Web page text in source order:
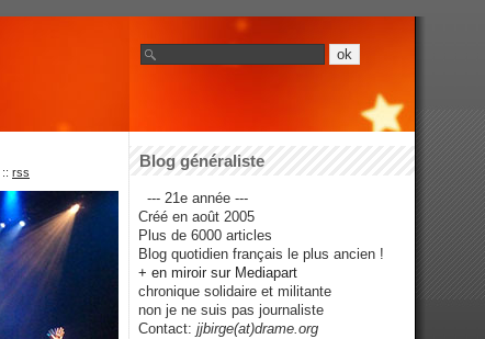
:: rss
Blog généraliste
--- 21e année ---
Créé en août 2005
Plus de 6000 articles
Blog quotidien français le plus ancien !
+ en miroir sur Mediapart
chronique solidaire et militante
non je ne suis pas journaliste
Contact: jjbirge(at)drame.org